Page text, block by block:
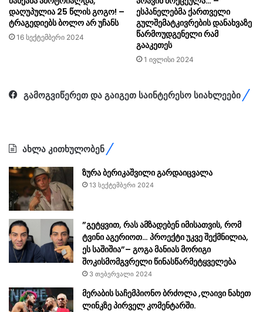
დაღუპულია 25 წლის გოგო! –
ტრაგედიებს ბოლო არ უჩანს
16 სექტემბერი 2024
ესპანელებმა ქართველი
გულშემატკივრების დანახვაზე
წარმოუდგენელი რამ
გააკეთეს
1 ივლისი 2024
გამოგვიწერეთ და გაიგეთ საინტერესო სიახლეები
ახლა კითხულობენ
ზურა ბერიკაშვილი გარდაიცვალა
13 სექტემბერი 2024
”გეტყვით, რას ამზადებენ იმისათვის, რომ
ტვინი აგერიოთ… პროექტი უკვე შექმნილია,
ეს საშიშია”– გოგა მანიას მორიგი
შოკისმომგვრელი წინასწარმეტყველება
3 თებერვალი 2024
მერაბის საჩემპიონო ბრძოლა ,ლაივი ნახეთ
ლინკზე პირველ კომენტარში.